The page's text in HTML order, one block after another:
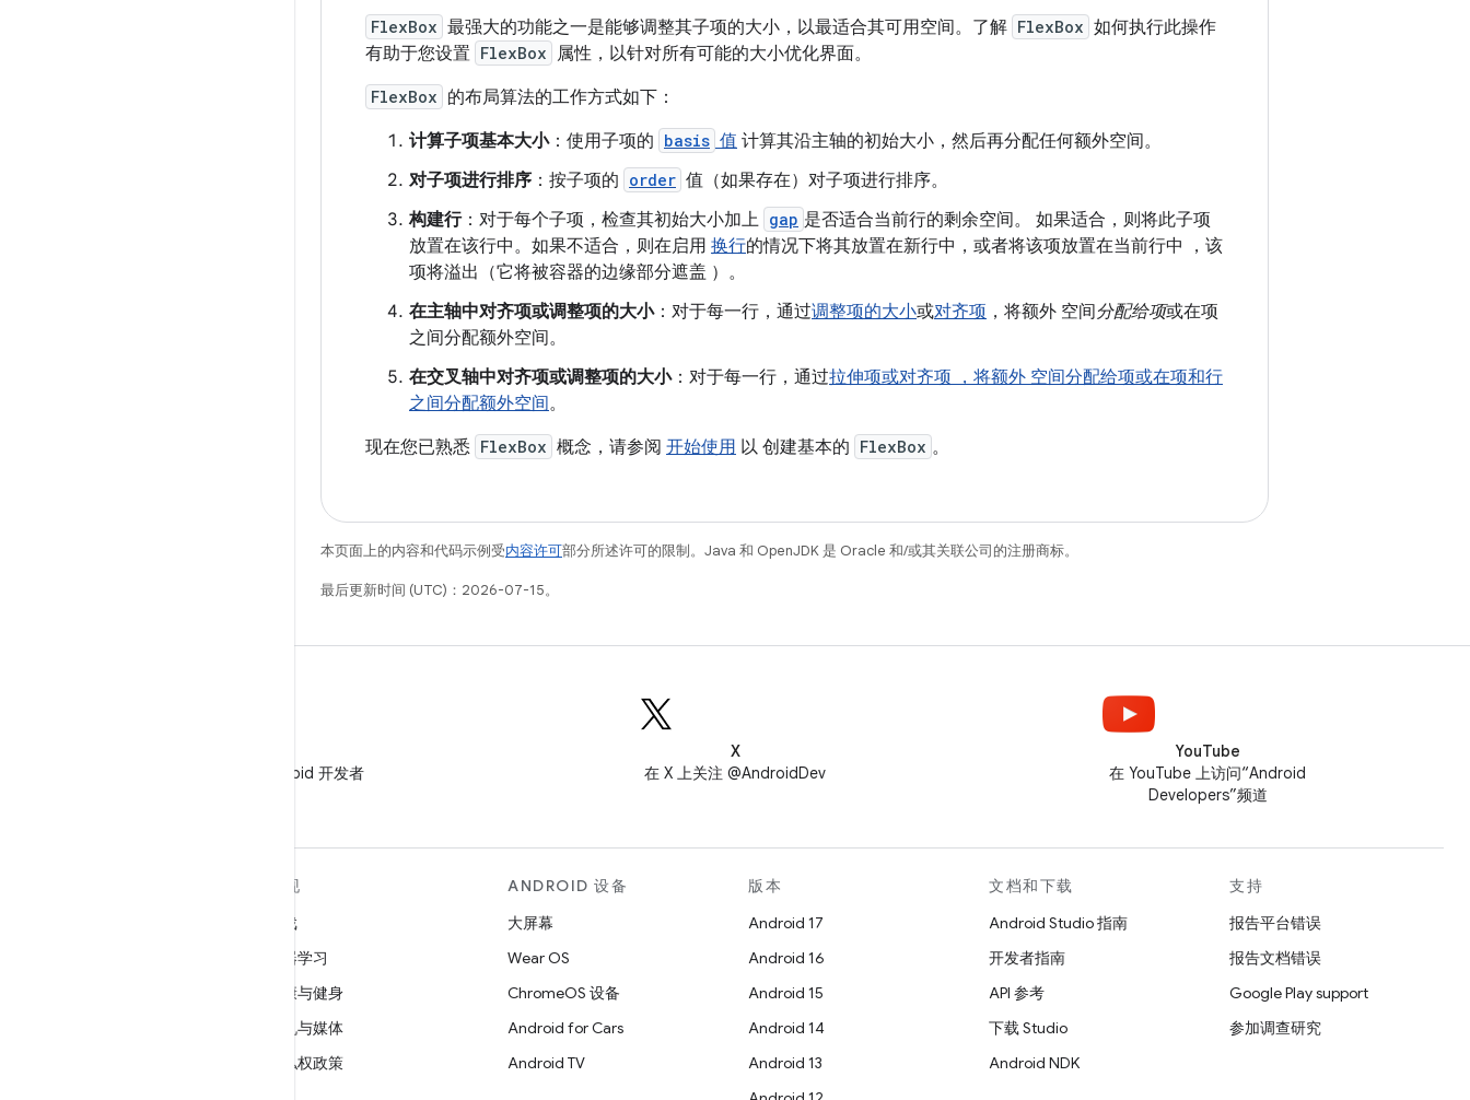
FlexBox 最强大的功能之一是能够调整其子项的大小，以最适合其可用空间。了解 FlexBox 如何执行此操作
有助于您设置 FlexBox 属性，以针对所有可能的大小优化界面。
FlexBox 的布局算法的工作方式如下：
计算子项基本大小：使用子项的 basis 值 计算其沿主轴的初始大小，然后再分配任何额外空间。
对子项进行排序 ：按子项的 order 值（如果存在）对子项进行排序。
构建行：对于每个子项，检查其初始大小加上 gap 是否适合当前行的剩余空间。 如果适合，则将此子项
放置在该行中。如果不适合，则在启用 换行的情况下将其放置在新行中，或者将该项放置在当前行中 ，该
项将溢出（它将被容器的边缘部分遮盖 ）。
在主轴中对齐项或调整项的大小：对于每一行，通过调整项的大小或对齐项 ，将额外 空间分配给项或在项
之间分配额外空间。
在交叉轴中对齐项或调整项的大小：对于每一行，通过拉伸项或对齐项 ，将额外 空间分配给项或在项和行
之间分配额外空间。
现在您已熟悉 FlexBox 概念，请参阅 开始使用 以 创建基本的 FlexBox 。
本页面上的内容和代码示例受内容许可部分所述许可的限制。Java 和 OpenJDK 是 Oracle 和/或其关联公司的注册商标。
最后更新时间 (UTC)：2026-07-15。
在微信中关注 Android 开发者
X
在 X 上关注 @AndroidDev
YouTube
在 YouTube 上访问“Android
Developers”频道
发现
游戏
机器学习
健康与健身
相机与媒体
隐私权政策
ANDROID 设备
大屏幕
Wear OS
ChromeOS 设备
Android for Cars
Android TV
版本
Android 17
Android 16
Android 15
Android 14
Android 13
文档和下载
Android Studio 指南
开发者指南
API 参考
下载 Studio
Android NDK
支持
报告平台错误
报告文档错误
Google Play support
参加调查研究